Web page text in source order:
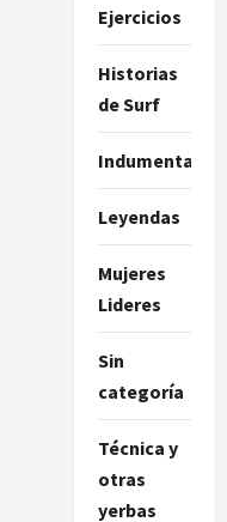
Ejercicios
Historias
de Surf
Indumentaria
Leyendas
Mujeres
Lideres
Sin
categoría
Técnica y
otras
yerbas